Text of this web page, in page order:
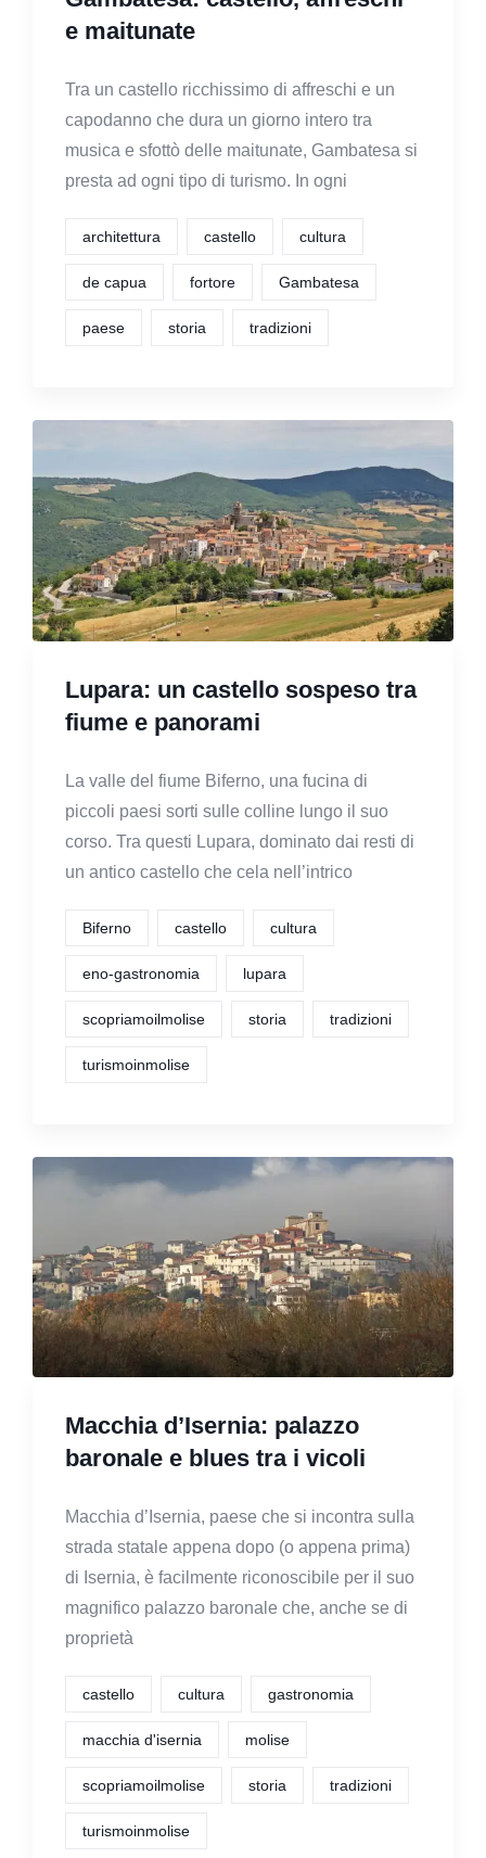
e maitunate
Tra un castello ricchissimo di affreschi e un
capodanno che dura un giorno intero tra
musica e sfottò delle maitunate, Gambatesa si
presta ad ogni tipo di turismo. In ogni
architettura castello cultura
de capua fortore Gambatesa
paese storia tradizioni
Lupara: un castello sospeso tra
fiume e panorami
La valle del fiume Biferno, una fucina di
piccoli paesi sorti sulle colline lungo il suo
corso. Tra questi Lupara, dominato dai resti di
un antico castello che cela nell’intrico
Biferno castello cultura
eno-gastronomia lupara
scopriamoilmolise storia tradizioni
turismoinmolise
Macchia d’Isernia: palazzo
baronale e blues tra i vicoli
Macchia d’Isernia, paese che si incontra sulla
strada statale appena dopo (o appena prima)
di Isernia, è facilmente riconoscibile per il suo
magnifico palazzo baronale che, anche se di
proprietà
castello cultura gastronomia
macchia d'isernia molise
scopriamoilmolise storia tradizioni
turismoinmolise